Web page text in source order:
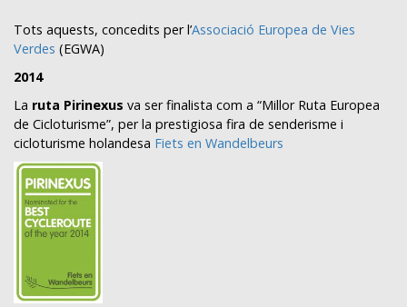
Tots aquests, concedits per l’Associació Europea de Vies
Verdes (EGWA)
2014
La ruta Pirinexus va ser finalista com a “Millor Ruta Europea
de Cicloturisme”, per la prestigiosa fira de senderisme i
cicloturisme holandesa Fiets en Wandelbeurs